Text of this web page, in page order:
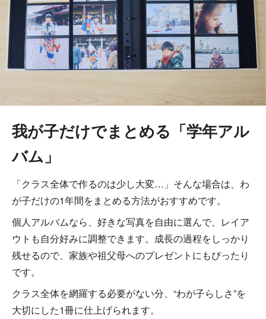
我が子だけでまとめる「学年アル
バム」
「クラス全体で作るのは少し大変…」そんな場合は、わ
が子だけの1年間をまとめる方法がおすすめです。
個人アルバムなら、好きな写真を自由に選んで、レイア
ウトも自分好みに調整できます。成長の過程をしっかり
残せるので、家族や祖父母へのプレゼントにもぴったり
です。
クラス全体を網羅する必要がない分、“わが子らしさ”を
大切にした1冊に仕上げられます。